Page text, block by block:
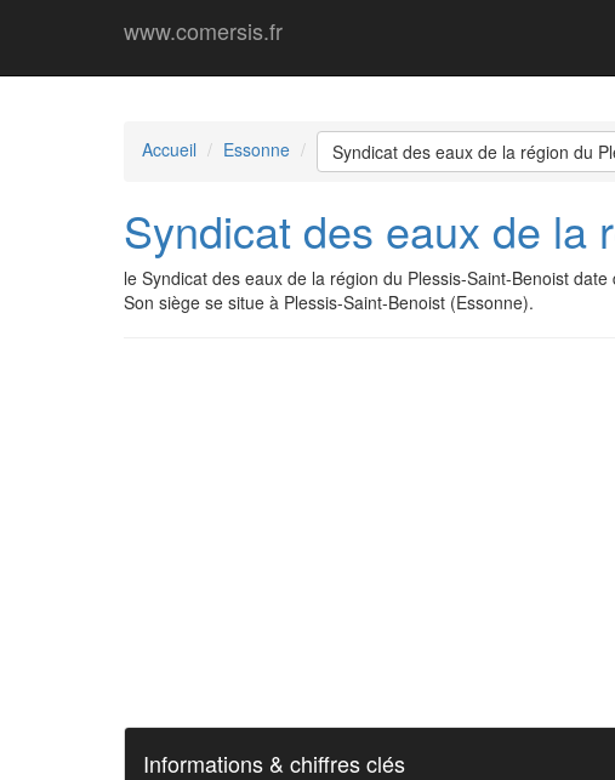
www.comersis.fr
Accueil Essonne Syndicat des eaux de la région du
Syndicat des eaux de la
le Syndicat des eaux de la région du Plessis-Saint-Benoist
Son siège se situe à Plessis-Saint-Benoist (Essonne).
Informations & chiffres clés